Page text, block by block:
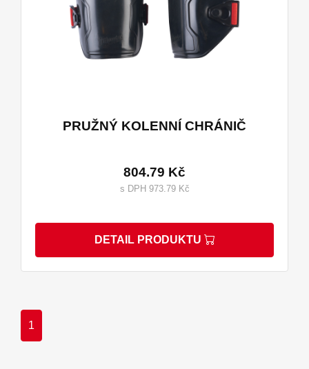
PRUŽNÝ KOLENNÍ CHRÁNIČ
804.79 Kč
s DPH 973.79 Kč
DETAIL PRODUKTU
1